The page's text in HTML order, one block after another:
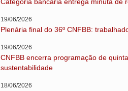
19/06/2026
Plenária final do 36º CNFBB:
19/06/2026
CNFBB encerra programação de
sustentabilidade
18/06/2026